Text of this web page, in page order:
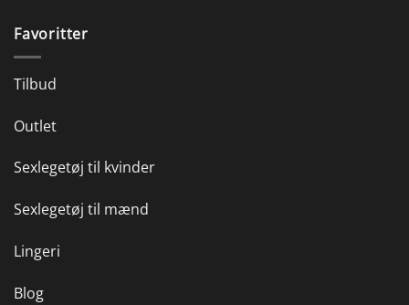
Favoritter
Tilbud
Outlet
Sexlegetøj til kvinder
Sexlegetøj til mænd
Lingeri
Blog